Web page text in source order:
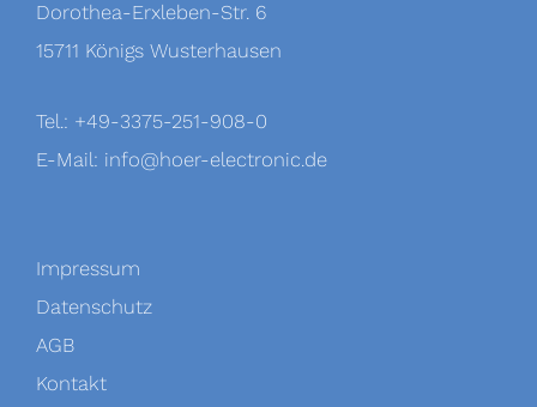
Dorothea-Erxleben-Str. 6
15711 Königs Wusterhausen
Tel.: +49-3375-251-908-0
E-Mail: info@hoer-electronic.de
Impressum
Datenschutz
AGB
Kontakt